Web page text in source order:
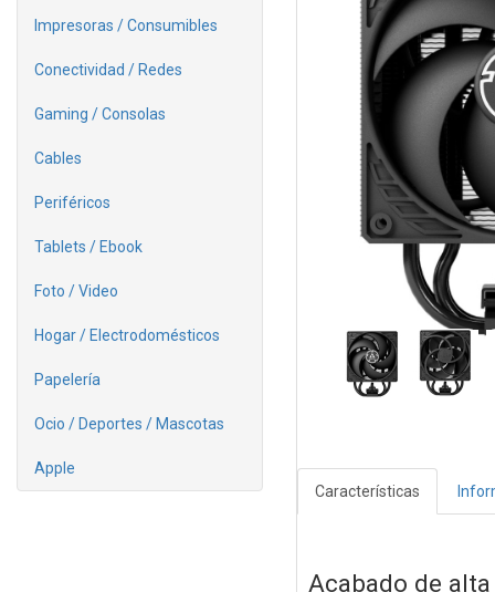
Impresoras / Consumibles
Conectividad / Redes
Gaming / Consolas
Cables
Periféricos
Tablets / Ebook
Foto / Video
Hogar / Electrodomésticos
Papelería
Ocio / Deportes / Mascotas
Apple
Características
Acabado de